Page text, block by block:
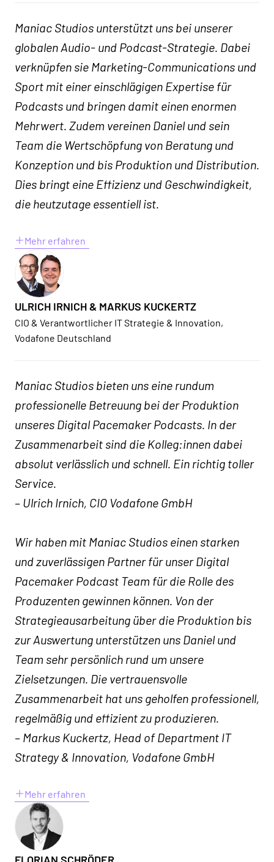
Maniac Studios unterstützt uns bei unserer
globalen Audio- und Podcast-Strategie. Dabei
verknüpfen sie Marketing-Communications und
Sport mit einer einschlägigen Expertise für
Podcasts und bringen damit einen enormen
Mehrwert. Zudem vereinen Daniel und sein
Team die Wertschöpfung von Beratung und
Konzeption und bis Produktion und Distribution.
Dies bringt eine Effizienz und Geschwindigkeit,
die heutzutage essentiell ist.
Mehr erfahren
ULRICH IRNICH & MARKUS KUCKERTZ
CIO & Verantwortlicher IT Strategie & Innovation,
Vodafone Deutschland
Maniac Studios bieten uns eine rundum
professionelle Betreuung bei der Produktion
unseres Digital Pacemaker Podcasts. In der
Zusammenarbeit sind die Kolleg:innen dabei
absolut verlässlich und schnell. Ein richtig toller
Service.
– Ulrich Irnich, CIO Vodafone GmbH
Wir haben mit Maniac Studios einen starken
und zuverlässigen Partner für unser Digital
Pacemaker Podcast Team für die Rolle des
Produzenten gewinnen können. Von der
Strategieausarbeitung über die Produktion bis
zur Auswertung unterstützen uns Daniel und
Team sehr persönlich rund um unsere
Zielsetzungen. Die vertrauensvolle
Zusammenarbeit hat uns geholfen professionell,
regelmäßig und effizient zu produzieren.
– Markus Kuckertz, Head of Department IT
Strategy & Innovation, Vodafone GmbH
Mehr erfahren